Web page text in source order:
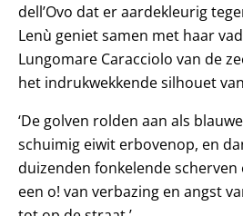
dell’Ovo dat er aardekleurig
Lenù geniet samen met haar
Lungomare Caracciolo van de
het indrukwekkende silhouet
‘De golven rolden aan als
schuimig eiwit erbovenop, en
duizenden fonkelende
een o! van verbazing en angst